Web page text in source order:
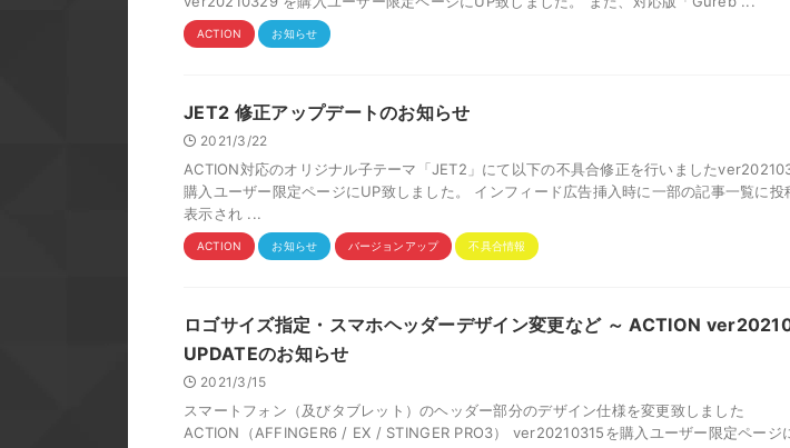
ACTION お知らせ
JET2 修正アップデートのお知らせ
2021/3/22
ACTION対応のオリジナル子テーマ「JET2」にて以下の不具合修正を行いました
購入ユーザー限定ページにUP致しました。 インフィード広告挿入時に一部の記事一覧に投
表示され ...
ACTION お知らせ バージョンアップ 不具合情報
ロゴサイズ指定・スマホヘッダーデザイン変更など ～ ACTION
UPDATEのお知らせ
2021/3/15
スマートフォン（及びタブレット）のヘッダー部分のデザイン仕様を変更致しました
ACTION（AFFINGER6 / EX / STINGER PRO3） ver20210315を購入ユーザー限定ページ